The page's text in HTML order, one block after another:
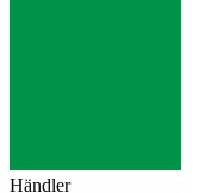
Händler